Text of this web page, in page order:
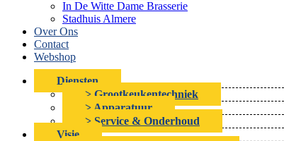
In De Witte Dame Brasserie
Stadhuis Almere
Over Ons
Contact
Webshop
Diensten
> Grootkeukentechniek
> Apparatuur
> Service & Onderhoud
Visie